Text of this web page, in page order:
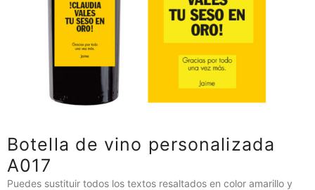
Botella de vino personalizada
A017
Puedes sustituir todos los textos resaltados en color amarillo y